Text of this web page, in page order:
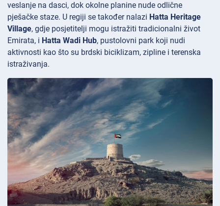
veslanje na dasci, dok okolne planine nude odlične
pješačke staze. U regiji se također nalazi Hatta Heritage
Village, gdje posjetitelji mogu istražiti tradicionalni život
Emirata, i Hatta Wadi Hub, pustolovni park koji nudi
aktivnosti kao što su brdski biciklizam, zipline i terenska
istraživanja.